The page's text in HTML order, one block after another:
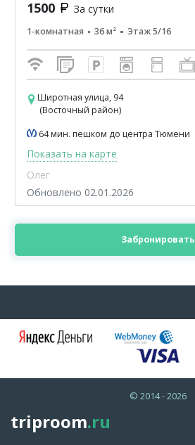
1500 За сутки
1-комнатная 36 м² Этаж 5/16
Широтная улица, 94
(Восточный район)
64 мин. пешком до центра Тюмени
Показать на карте
Олег
Обновлено 02.01.2026
Забронировать
© 2014 - 2026
triproom.ru